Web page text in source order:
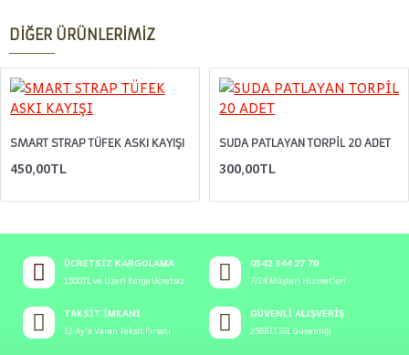
DIĞER ÜRÜNLERIMIZ
SMART STRAP TÜFEK ASKI KAYIŞI
450,00TL
SUDA PATLAYAN TORPİL 20 ADET
300,00TL
ÜCRETSIZ KARGOLAMA
1500TL ve Üzeri Kargo Ücretsiz
0542 344 27 70
7/24 Müşteri Hizmetleri
TAKSIT İMKANI
12 Ay'a Varan Taksit Fırsatı
GÜVENLI ALIŞVERIŞ
256BİT SSL Güvenliği